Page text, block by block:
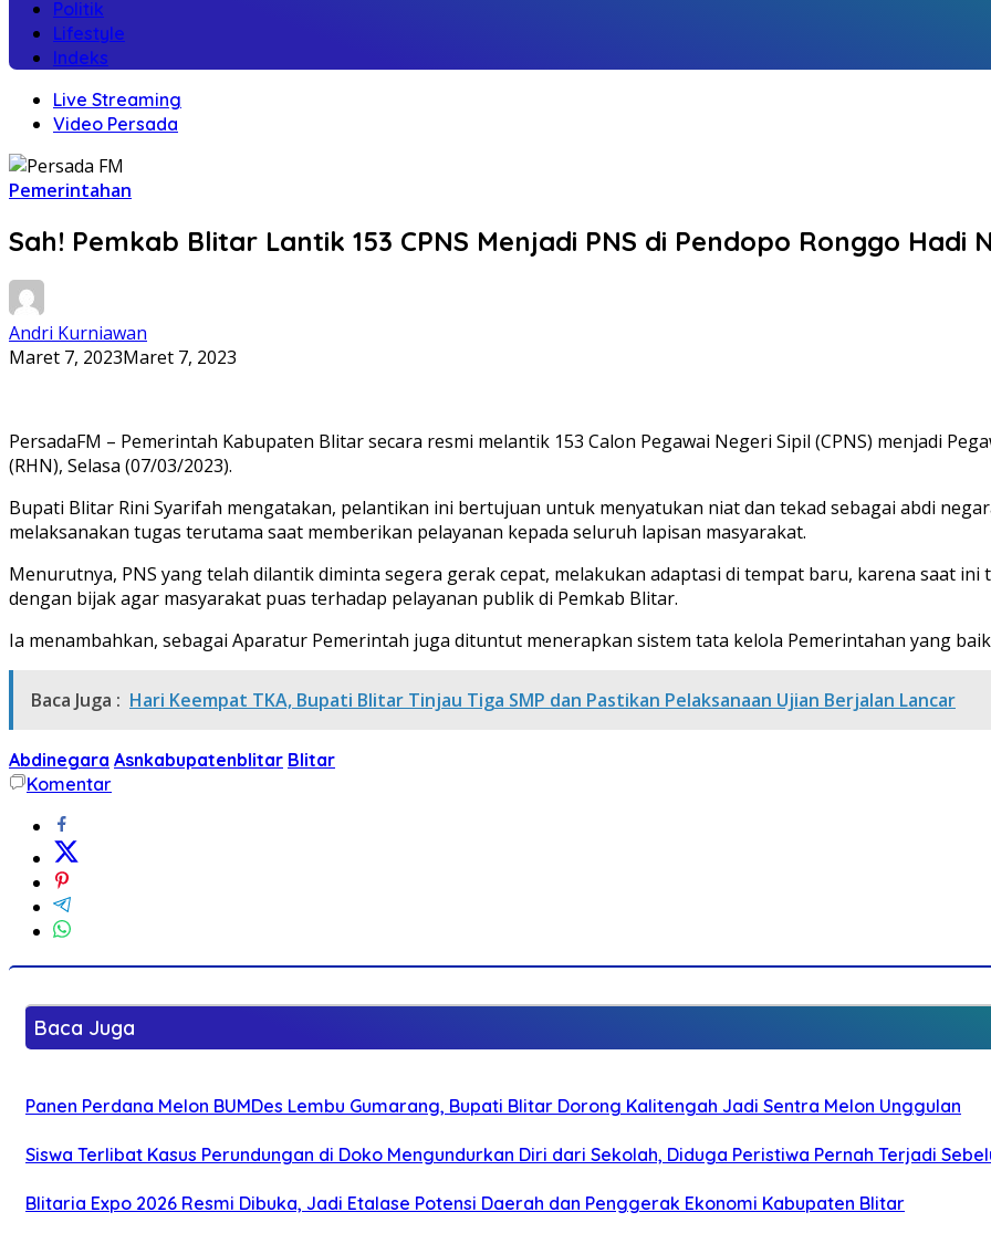
Politik
Lifestyle
Indeks
Live Streaming
Video Persada
Pemerintahan
Sah! Pemkab Blitar Lantik 153 CPNS Menjadi PNS di Pendopo Ronggo Hadi
Andri Kurniawan
Maret 7, 2023Maret 7, 2023
PersadaFM – Pemerintah Kabupaten Blitar secara resmi melantik 153 Calon Pegawai Negeri Sipil (CPNS) menjadi
(RHN), Selasa (07/03/2023).
Bupati Blitar Rini Syarifah mengatakan, pelantikan ini bertujuan untuk menyatukan niat dan tekad sebagai abdi
melaksanakan tugas terutama saat memberikan pelayanan kepada seluruh lapisan masyarakat.
Menurutnya, PNS yang telah dilantik diminta segera gerak cepat, melakukan adaptasi di tempat baru, karena saat
dengan bijak agar masyarakat puas terhadap pelayanan publik di Pemkab Blitar.
Ia menambahkan, sebagai Aparatur Pemerintah juga dituntut menerapkan sistem tata kelola Pemerintahan yang
Baca Juga : Hari Keempat TKA, Bupati Blitar Tinjau Tiga SMP dan Pastikan Pelaksanaan Ujian Berjalan Lancar
Abdinegara Asnkabupatenblitar Blitar
Komentar
Baca Juga
Panen Perdana Melon BUMDes Lembu Gumarang, Bupati Blitar Dorong Kalitengah Jadi Sentra Melon Unggulan
Siswa Terlibat Kasus Perundungan di Doko Mengundurkan Diri dari Sekolah, Diduga Peristiwa Pernah Terjadi
Blitaria Expo 2026 Resmi Dibuka, Jadi Etalase Potensi Daerah dan Penggerak Ekonomi Kabupaten Blitar